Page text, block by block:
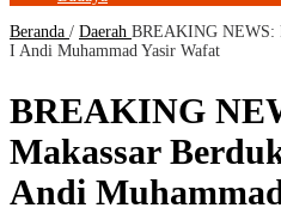
Beranda / Daerah BREAKING NEWS:
I Andi Muhammad Yasir Wafat
BREAKING
Makassar
Andi